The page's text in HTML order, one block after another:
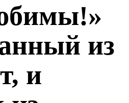
из
и